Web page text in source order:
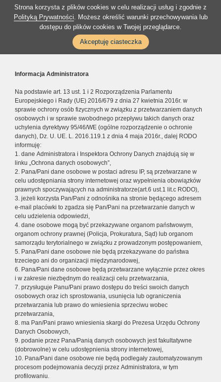
Strona korzysta z plików cookies w celu realizacji usług i zgodnie z
Polityką Prywatności. Możesz określić warunki przechowywania lub
dostępu do plików cookies w Twojej przeglądarce.
Akceptuję ciasteczka
Informacja Administratora
Na podstawie art. 13 ust. 1 i 2 Rozporządzenia Parlamentu
Europejskiego i Rady (UE) 2016/679 z dnia 27 kwietnia 2016r. w
sprawie ochrony osób fizycznych w związku z przetwarzaniem danych
osobowych i w sprawie swobodnego przepływu takich danych oraz
uchylenia dyrektywy 95/46/WE (ogólne rozporządzenie o ochronie
danych), Dz. U. UE. L. 2016.119.1 z dnia 4 maja 2016r., dalej RODO
informuję:
1. dane Administratora i Inspektora Ochrony Danych znajdują się w
linku „Ochrona danych osobowych”,
2. Pana/Pani dane osobowe w postaci adresu IP, są przetwarzane w
celu udostępniania strony internetowej oraz wypełnienia obowiązków
prawnych spoczywających na administratorze(art.6 ust.1 lit.c RODO),
3. jeżeli korzysta Pan/Pani z odnośnika na stronie będącego adresem
e-mail placówki to zgadza się Pan/Pani na przetwarzanie danych w
celu udzielenia odpowiedzi,
4. dane osobowe mogą być przekazywane organom państwowym,
organom ochrony prawnej (Policja, Prokuratura, Sąd) lub organom
samorządu terytorialnego w związku z prowadzonym postępowaniem,
5. Pana/Pani dane osobowe nie będą przekazywane do państwa
trzeciego ani do organizacji międzynarodowej,
6. Pana/Pani dane osobowe będą przetwarzane wyłącznie przez okres
i w zakresie niezbędnym do realizacji celu przetwarzania,
7. przysługuje Panu/Pani prawo dostępu do treści swoich danych
osobowych oraz ich sprostowania, usunięcia lub ograniczenia
przetwarzania lub prawo do wniesienia sprzeciwu wobec
przetwarzania,
8. ma Pan/Pani prawo wniesienia skargi do Prezesa Urzędu Ochrony
Danych Osobowych,
9. podanie przez Pana/Panią danych osobowych jest fakultatywne
(dobrowolne) w celu udostępnienia strony internetowej,
10. Pana/Pani dane osobowe nie będą podlegały zautomatyzowanym
procesom podejmowania decyzji przez Administratora, w tym
profilowaniu.